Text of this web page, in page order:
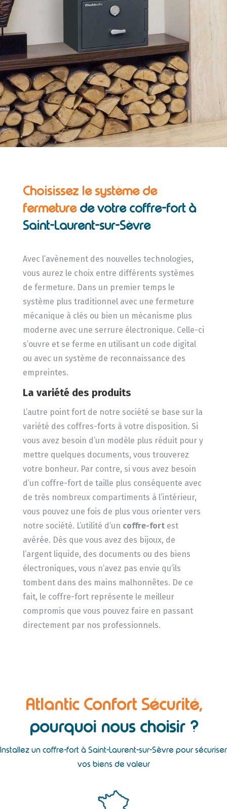
Choisissez le système de
fermeture devotre coffre-fort à
Saint-Laurent-sur-Sèvre
Avec l’avènement des nouvelles technologies,
vous aurez le choix entre différents systèmes
de fermeture. Dans un premier temps le
système plus traditionnel avec une fermeture
mécanique à clés ou bien un mécanisme plus
moderne avec une serrure électronique. Celle-ci
s’ouvre et se ferme en utilisant un code digital
ou avec un système de reconnaissance des
empreintes.
La variété des produits
L’autre point fort de notre société se base sur la
variété des coffres-forts à votre disposition. Si
vous avez besoin d’un modèle plus réduit pour y
mettre quelques documents, vous trouverez
votre bonheur. Par contre, si vous avez besoin
d’un coffre-fort de taille plus conséquente avec
de très nombreux compartiments à l’intérieur,
vous pouvez une fois de plus vous orienter vers
notre société. L’utilité d’un coffre-fortest
avérée. Dès que vous avez des bijoux, de
l’argent liquide, des documents ou des biens
électroniques, vous n’avez pas envie qu’ils
tombent dans des mains malhonnêtes. De ce
fait, le coffre-fort représente le meilleur
compromis que vous pouvez faire en passant
directement par nos professionnels.
Atlantic Confort Sécurité,
pourquoi nous choisir ?
Installez un coffre-fort à Saint-Laurent-sur-Sèvre pour sécuriser
vos biens de valeur